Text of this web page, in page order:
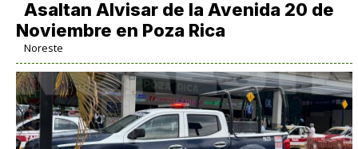
Asaltan Alvisar de la Avenida 20 de
Noviembre en Poza Rica
Noreste